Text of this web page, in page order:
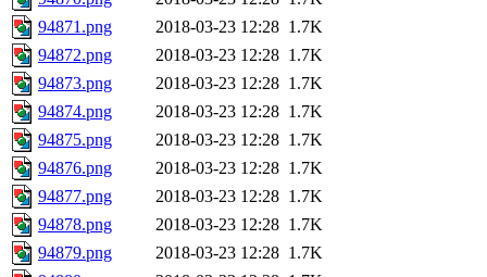
94871.png
2018-03-23 12:28 1.7K
94872.png
2018-03-23 12:28 1.7K
94873.png
2018-03-23 12:28 1.7K
94874.png
2018-03-23 12:28 1.7K
94875.png
2018-03-23 12:28 1.7K
94876.png
2018-03-23 12:28 1.7K
94877.png
2018-03-23 12:28 1.7K
94878.png
2018-03-23 12:28 1.7K
94879.png
2018-03-23 12:28 1.7K